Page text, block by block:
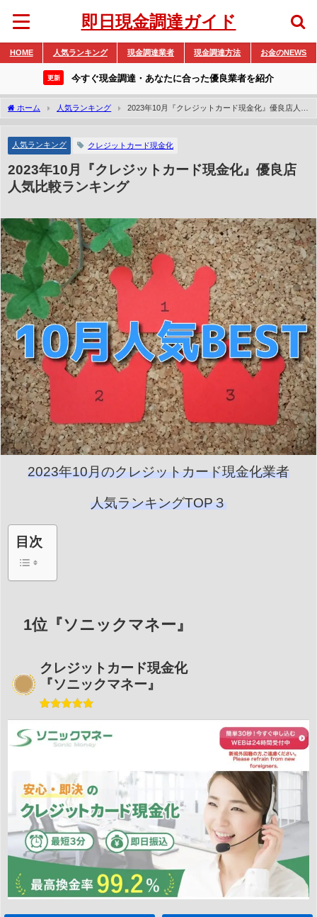
即日現金調達ガイド
HOME 人気ランキング 現金調達業者 現金調達方法 お金のNEWS
更新 今すぐ現金調達・あなたに合った優良業者を紹介
ホーム 人気ランキング
2023年10月『クレジットカード現金化』優良店人気
人気ランキング クレジットカード現金化
2023年10月『クレジットカード現金化』優良店
人気比較ランキング
2023年10月のクレジットカード現金化業者
人気ランキングTOP３
目次
1位『ソニックマネー』
クレジットカード現金化
『ソニックマネー』